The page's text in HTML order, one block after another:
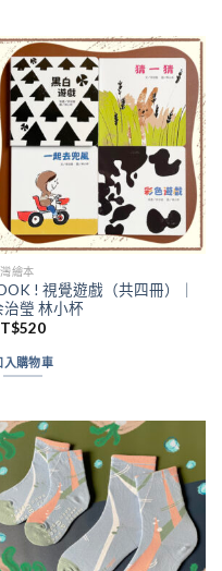
繪本
! 視覺遊戲（共四冊）｜
治瑩 林小杯
520
入購物車